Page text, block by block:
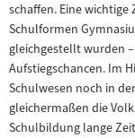
schaffen. Eine wichtige
Schulformen
gleichgestellt wurden
Aufstiegschancen. Im
Schulwesen noch in
gleichermaßen die
Schulbildung lange